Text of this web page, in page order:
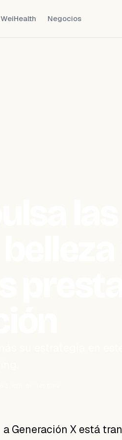
WeiHealth Negocios
a Generación X está